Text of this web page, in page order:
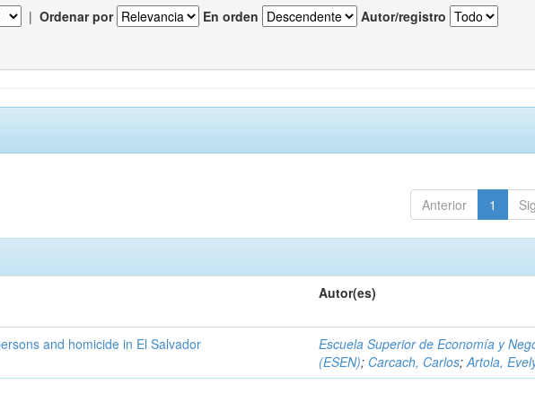
| Ordenar por En orden Autor/registro
Anterior 1
Autor(es)
and homicide in El Salvador
Escuela Superior de Economía y
(ESEN); Carcach, Carlos;Artola,